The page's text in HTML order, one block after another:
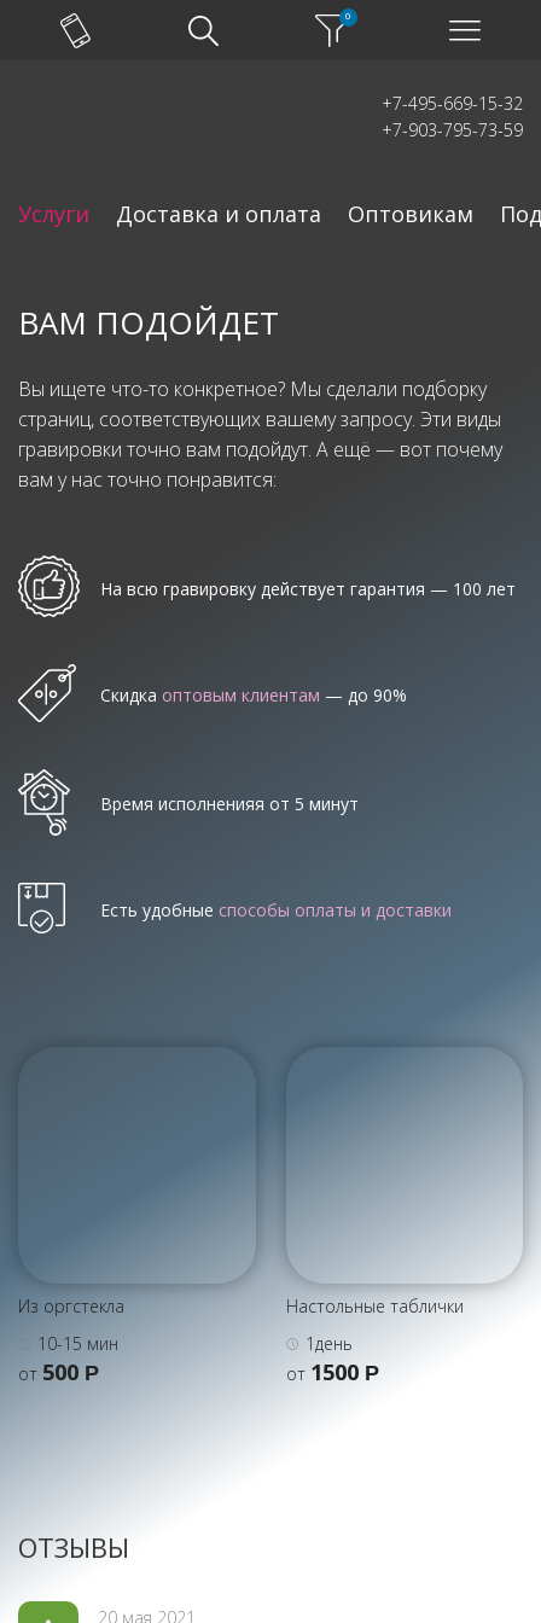
Услуги Доставка и оплата Оптовикам
+7-495-669-15-32
+7-903-795-73-59
ВАМ ПОДОЙДЕТ
Вы ищете что-то конкретное? Мы сделали подборку
страниц, соответствующих вашему запросу. Эти виды
гравировки точно вам подойдут. А ещё — вот почему
вам у нас точно понравится:
На всю гравировку действует гарантия — 100 лет
Скидка оптовым клиентам — до 90%
Время исполненияя от 5 минут
Есть удобные способы оплаты и доставки
Из оргстекла
10-15 мин
от 500 Р
Настольные таблички
1день
от 1500 Р
ОТЗЫВЫ
20 мая 2021
0